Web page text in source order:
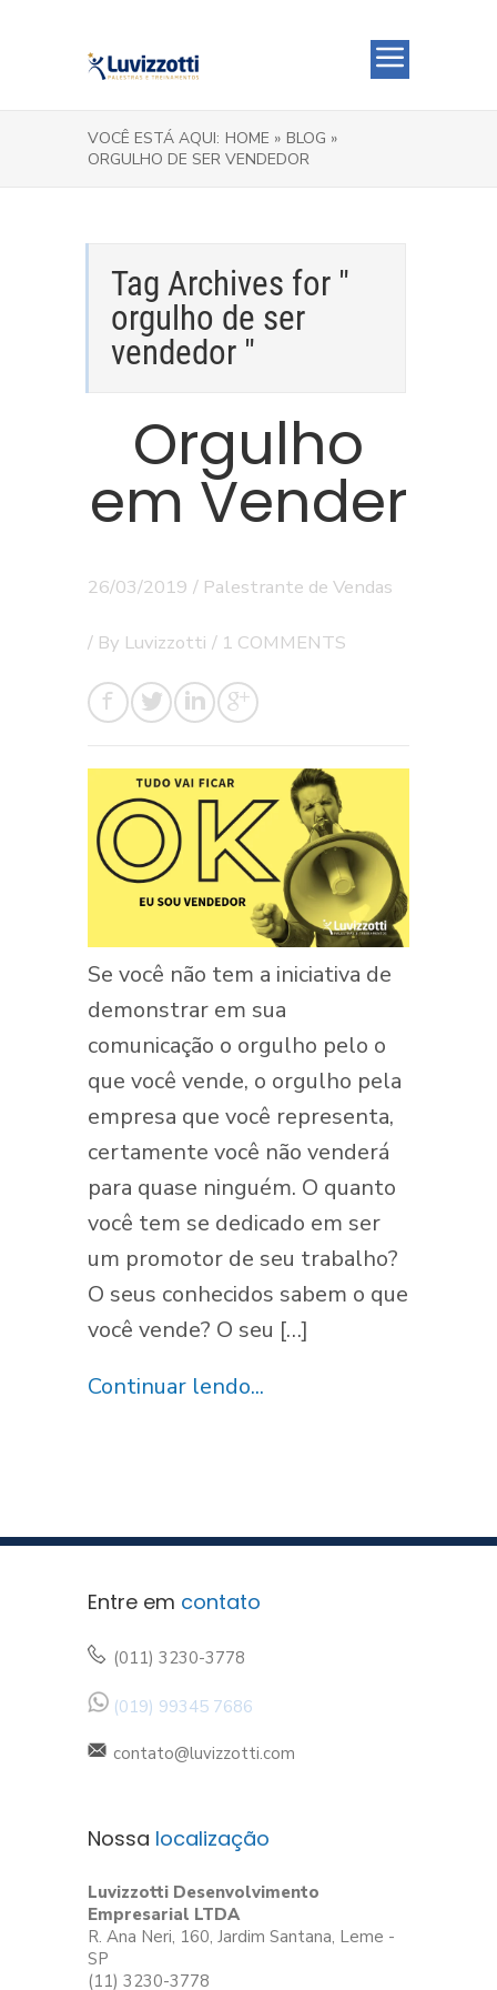
VOCÊ ESTÁ AQUI: HOME » BLOG »
ORGULHO DE SER VENDEDOR
Tag Archives for "
orgulho de ser
vendedor "
Orgulho
em Vender
26/03/2019 / Palestrante de Vendas
/ By Luvizzotti / 1 COMMENTS
Se você não tem a iniciativa de
demonstrar em sua
comunicação o orgulho pelo o
que você vende, o orgulho pela
empresa que você representa,
certamente você não venderá
para quase ninguém. O quanto
você tem se dedicado em ser
um promotor de seu trabalho?
O seus conhecidos sabem o que
você vende? O seu […]
Continuar lendo...
Entre em contato
(011) 3230-3778
(019) 99345 7686
contato@luvizzotti.com
Nossa localização
Luvizzotti Desenvolvimento
Empresarial LTDA
R. Ana Neri, 160, Jardim Santana, Leme -
SP
(11) 3230-3778